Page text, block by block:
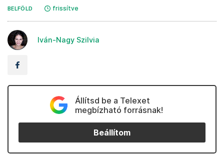
BELFÖLD frissítve
Iván-Nagy Szilvia
Állítsd be a Telexet
megbízható forrásnak!
Beállítom